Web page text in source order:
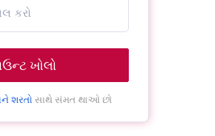
ખોલો
શરતોસાથે સંમત થાઓ છો